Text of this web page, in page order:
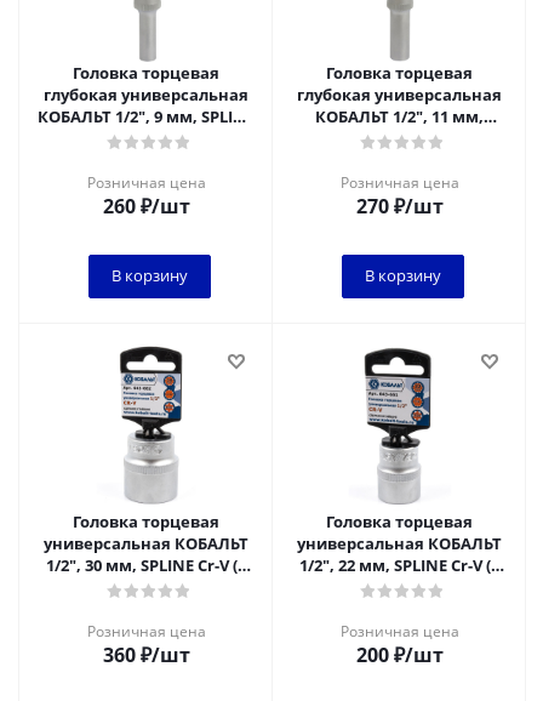
Головка торцевая
глубокая универсальная
КОБАЛЬТ 1/2", 9 мм, SPLINE
Cr-V (1 шт.) подвес
Розничная цена
260₽/шт
В корзину
Головка торцевая
глубокая универсальная
КОБАЛЬТ 1/2", 11 мм,
SPLINE Cr-V (1 шт.) подвес
Розничная цена
270₽/шт
В корзину
Головка торцевая
универсальная КОБАЛЬТ
1/2", 30 мм, SPLINE Cr-V (1
шт.) подвес
Розничная цена
360₽/шт
Головка торцевая
универсальная КОБАЛЬТ
1/2", 22 мм, SPLINE Cr-V (1
шт.) подвес
Розничная цена
200₽/шт